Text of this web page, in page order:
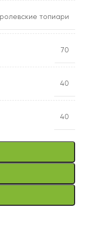
топиари
70
40
40